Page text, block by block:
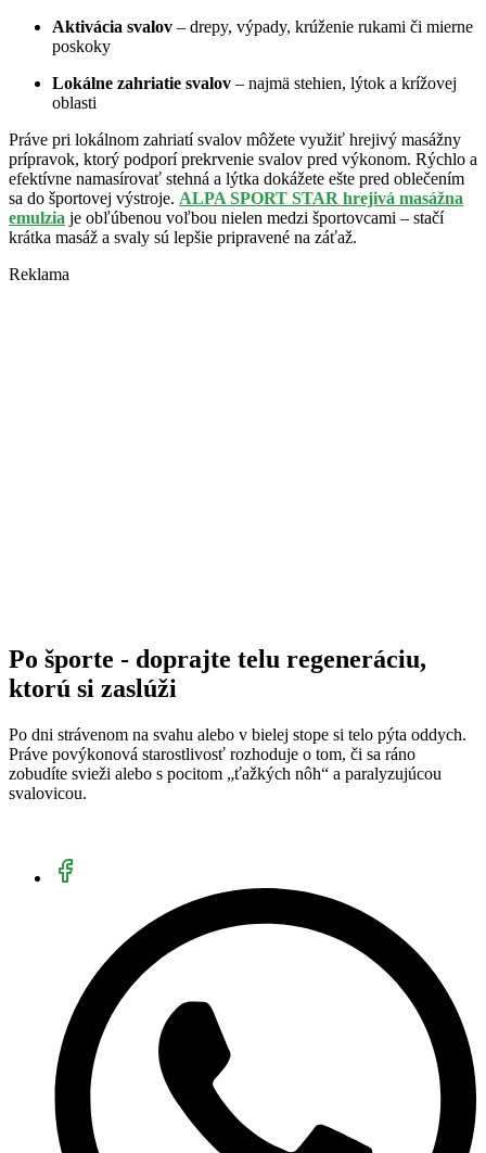
Aktivácia svalov – drepy, výpady, krúženie rukami či mierne
poskoky
Lokálne zahriatie svalov – najmä stehien, lýtok a krížovej
oblasti
Práve pri lokálnom zahriatí svalov môžete využiť hrejivý masážny
prípravok, ktorý podporí prekrvenie svalov pred výkonom. Rýchlo a
efektívne namasírovať stehná a lýtka dokážete ešte pred oblečením
sa do športovej výstroje. ALPA SPORT STAR hrejivá masážna
emulzia je obľúbenou voľbou nielen medzi športovcami – stačí
krátka masáž a svaly sú lepšie pripravené na záťaž.
Reklama
Po športe - doprajte telu regeneráciu,
ktorú si zaslúži
Po dni strávenom na svahu alebo v bielej stope si telo pýta oddych.
Práve povýkonová starostlivosť rozhoduje o tom, či sa ráno
zobudíte svieži alebo s pocitom „ťažkých nôh“ a paralyzujúcou
svalovicou.